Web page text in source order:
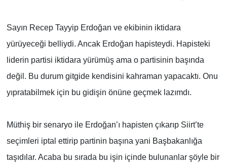
Sayın Recep Tayyip Erdoğan ve ekibinin iktidara
yürüyeceği belliydi. Ancak Erdoğan hapisteydi. Hapisteki
liderin partisi iktidara yürümüş ama o partisinin başında
değil. Bu durum gitgide kendisini kahraman yapacaktı. Onu
yıpratabilmek için bu gidişin önüne geçmek lazımdı.
Müthiş bir senaryo ile Erdoğan’ı hapisten çıkarıp Siirt’te
seçimleri iptal ettirip partinin başına yani Başbakanlığa
taşıdılar. Acaba bu sırada bu işin içinde bulunanlar şöyle bir